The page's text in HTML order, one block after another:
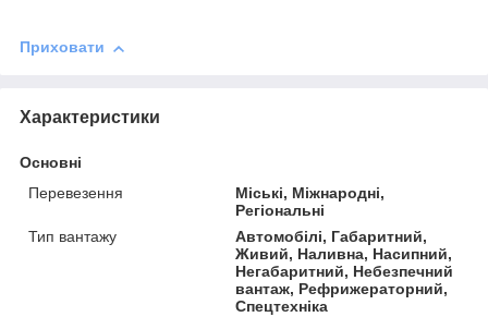
Приховати
Характеристики
Основні
Перевезення
Міські, Міжнародні,
Регіональні
Тип вантажу
Автомобілі, Габаритний,
Живий, Наливна, Насипний,
Негабаритний, Небезпечний
вантаж, Рефрижераторний,
Спецтехніка